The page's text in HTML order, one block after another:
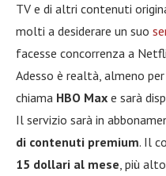
TV e di altri contenuti
molti a desiderare un suo
facesse concorrenza a
Adesso è realtà, almeno
chiama HBO Max e sarà
Il servizio sarà in
di contenuti premium. Il
15 dollari al mese, più